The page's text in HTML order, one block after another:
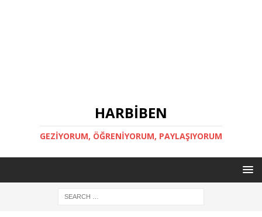
HARBİBEN
GEZİYORUM, ÖĞRENİYORUM, PAYLAŞIYORUM